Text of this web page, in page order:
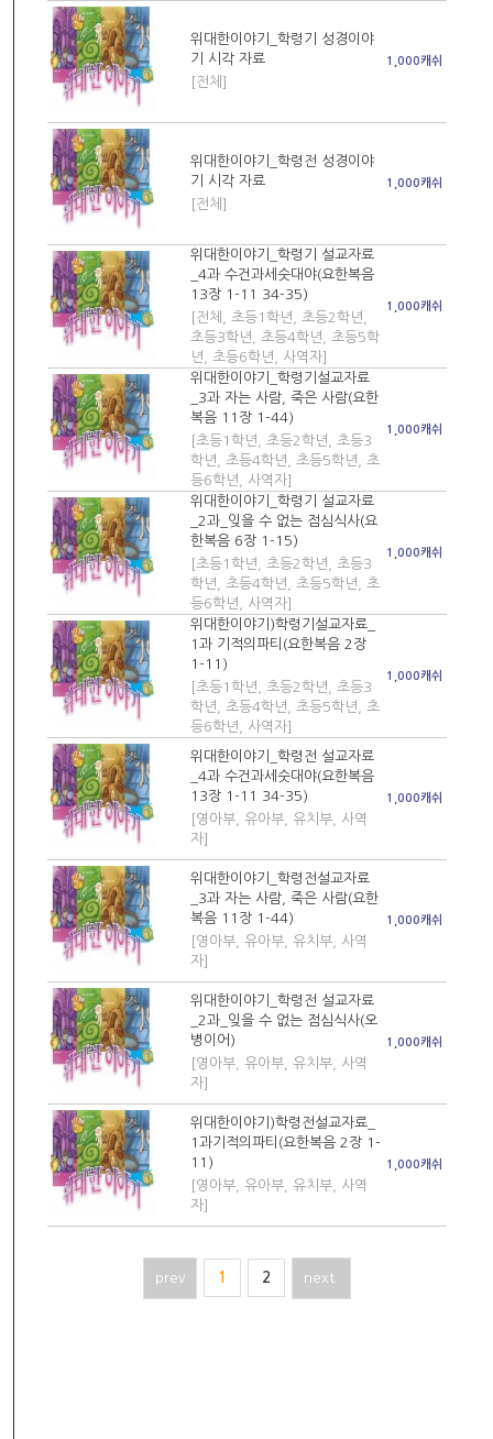
위대한이야기_학령기 성경이야
기 시각 자료
[전체]
1,000캐쉬
위대한이야기_학령전 성경이야
기 시각 자료
[전체]
1,000캐쉬
위대한이야기_학령기 설교자료
_4과 수건과세숫대야(요한복음
13장 1-11 34-35)
[전체, 초등1학년, 초등2학년,
초등3학년, 초등4학년, 초등5학
년, 초등6학년, 사역자]
1,000캐쉬
위대한이야기_학령기설교자료
_3과 자는 사람, 죽은 사람(요한
복음 11장 1-44)
[초등1학년, 초등2학년, 초등3
학년, 초등4학년, 초등5학년, 초
등6학년, 사역자]
1,000캐쉬
위대한이야기_학령기 설교자료
_2과_잊을 수 없는 점심식사(요
한복음 6장 1-15)
[초등1학년, 초등2학년, 초등3
학년, 초등4학년, 초등5학년, 초
등6학년, 사역자]
1,000캐쉬
위대한이야기)학령기설교자료_
1과 기적의파티(요한복음 2장
1-11)
[초등1학년, 초등2학년, 초등3
학년, 초등4학년, 초등5학년, 초
등6학년, 사역자]
1,000캐쉬
위대한이야기_학령전 설교자료
_4과 수건과세숫대야(요한복음
13장 1-11 34-35)
[영아부, 유아부, 유치부, 사역
자]
1,000캐쉬
위대한이야기_학령전설교자료
_3과 자는 사람, 죽은 사람(요한
복음 11장 1-44)
[영아부, 유아부, 유치부, 사역
자]
1,000캐쉬
위대한이야기_학령전 설교자료
_2과_잊을 수 없는 점심식사(오
병이어)
[영아부, 유아부, 유치부, 사역
자]
1,000캐쉬
위대한이야기)학령전설교자료_
1과기적의파티(요한복음 2장 1-
11)
[영아부, 유아부, 유치부, 사역
자]
1,000캐쉬
prev 1 2 next